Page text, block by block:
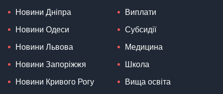
Новини Дніпра
Новини Одеси
Новини Львова
Новини Запоріжжя
Новини Кривого Рогу
Виплати
Субсидії
Медицина
Школа
Вища освіта